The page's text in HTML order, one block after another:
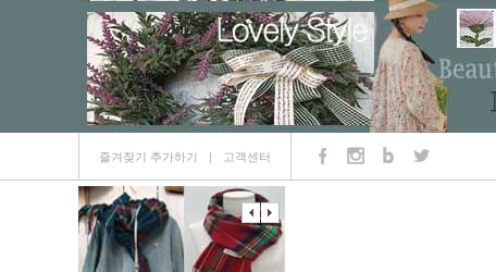
즐겨찾기 추가하기 ㅣ 고객센터